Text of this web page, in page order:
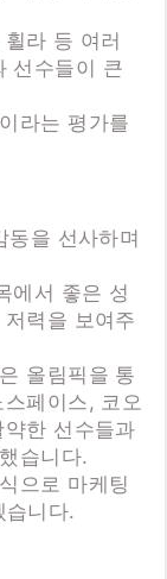
라 등 여러
선수들이 큰
라는 평가를
을 선사하며
에서 좋은 성
력을 보여주
올림픽을 통
페이스, 코오
한 선수들과
습니다.
으로 마케팅
습니다.